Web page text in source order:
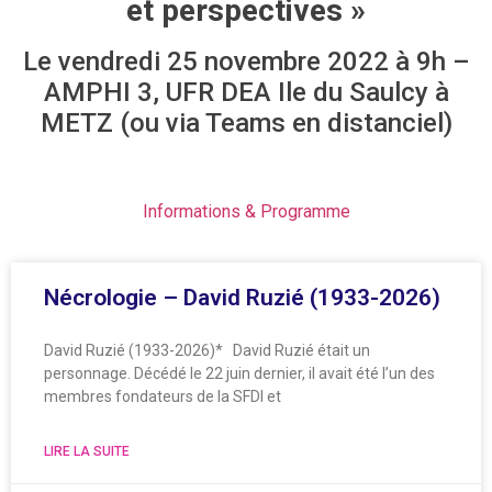
et perspectives »
Le vendredi 25 novembre 2022 à 9h –
AMPHI 3, UFR DEA Ile du Saulcy à
METZ (ou via Teams en distanciel)
Informations & Programme
Nécrologie – David Ruzié (1933-2026)
David Ruzié (1933-2026)* David Ruzié était un
personnage. Décédé le 22 juin dernier, il avait été l’un des
membres fondateurs de la SFDI et
LIRE LA SUITE